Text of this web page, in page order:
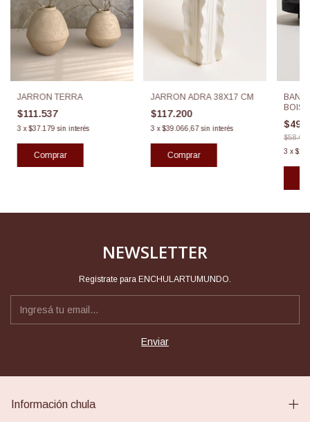
JARRON TERRA
$111.537
3 x$37.179 sin interés
Comprar
JARRON ADRA 38X17 CM
$117.200
3 x$39.066,67 sin interés
BOIS
$58.600
3 x
NEWSLETTER
Registrate para ENCHULARTUMUNDO.
Información chula